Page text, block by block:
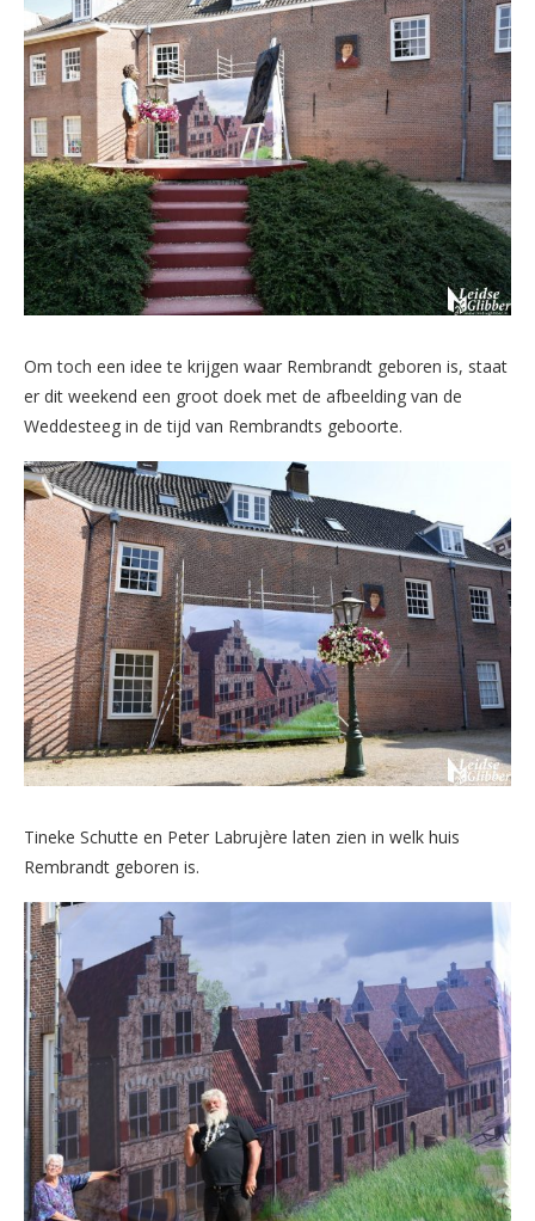
Om toch een idee te krijgen waar Rembrandt geboren is, staat
er dit weekend een groot doek met de afbeelding van de
Weddesteeg in de tijd van Rembrandts geboorte.
Tineke Schutte en Peter Labrujère laten zien in welk huis
Rembrandt geboren is.